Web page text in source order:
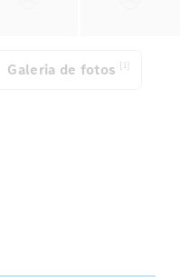
Galeria de fotos [1]